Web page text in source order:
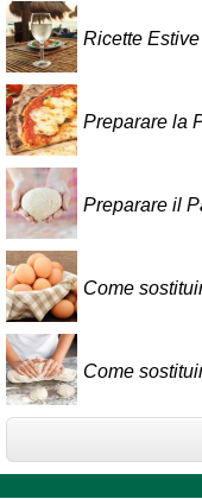
Ricette Estive
Preparare la
Preparare il
Come
Come